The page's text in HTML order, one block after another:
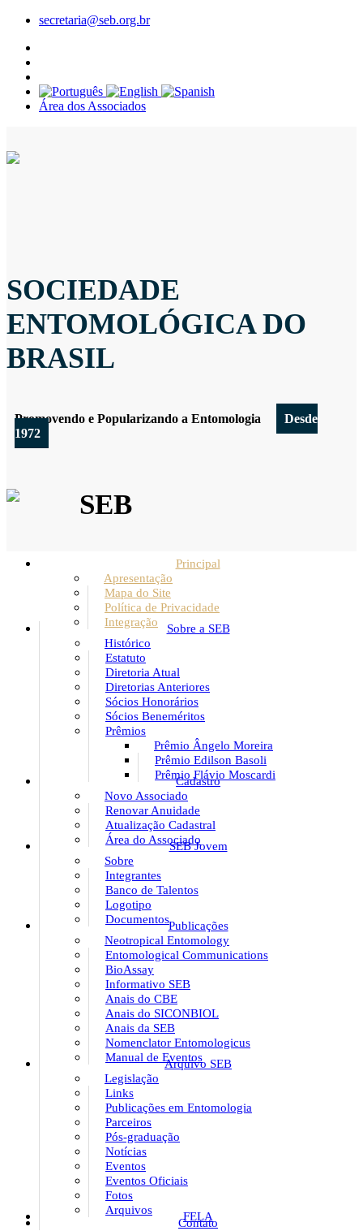
secretaria@seb.org.br
Área dos Associados
SOCIEDADE
ENTOMOLÓGICA DO
BRASIL
Promovendo e Popularizando a Entomologia
Desde
1972
SEB
Principal
Apresentação
Mapa do Site
Política de Privacidade
Integração
Sobre a SEB
Histórico
Estatuto
Diretoria Atual
Diretorias Anteriores
Sócios Honorários
Sócios Beneméritos
Prêmios
Prêmio Ângelo Moreira
Prêmio Edilson Basoli
Prêmio Flávio Moscardi
Cadastro
Novo Associado
Renovar Anuidade
Atualização Cadastral
Área do Associado
SEB Jovem
Sobre
Integrantes
Banco de Talentos
Logotipo
DocumentosPublicações
Neotropical Entomology
Entomological Communications
BioAssay
Informativo SEB
Anais do CBE
Anais do SICONBIOL
Anais da SEB
Nomenclator Entomologicus
Manual de Eventos
Arquivo SEB
Legislação
Links
Publicações em Entomologia
Parceiros
Pós-graduação
Notícias
Eventos
Eventos Oficiais
Fotos
Arquivos
FELA
Contato